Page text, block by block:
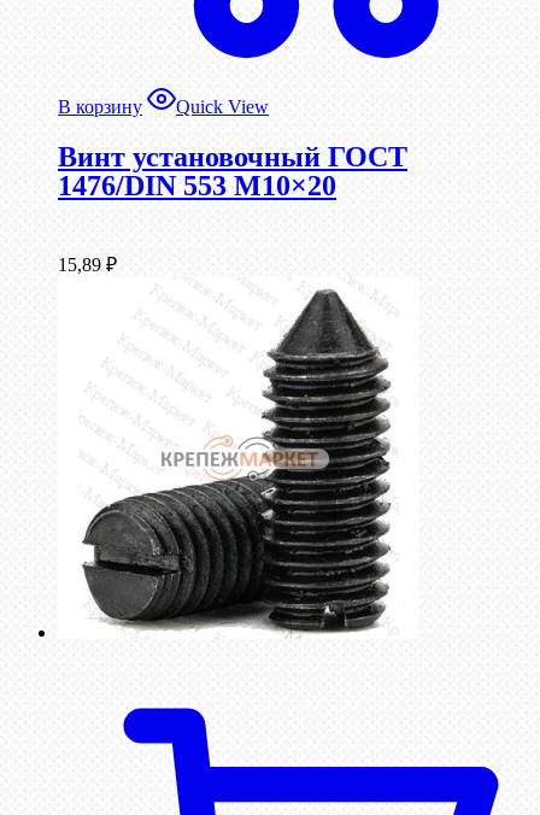
В корзину Quick View
Винт установочный ГОСТ
1476/DIN 553 М10×20
15,89 ₽